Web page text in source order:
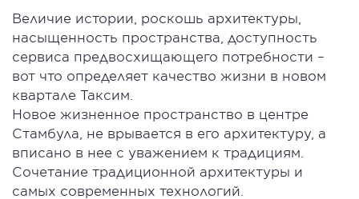
Величие истории, роскошь архитектуры,
насыщенность пространства, доступность
сервиса предвосхищающего потребности –
вот что определяет качество жизни в новом
квартале Таксим.
Новое жизненное пространство в центре
Стамбула, не врывается в его архитектуру, а
вписано в нее с уважением к традициям.
Сочетание традиционной архитектуры и
самых современных технологий.